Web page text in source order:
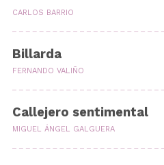
CARLOS BARRIO
Billarda
FERNANDO VALIÑO
Callejero sentimental
MIGUEL ÁNGEL GALGUERA